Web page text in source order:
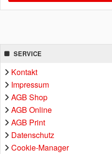
SERVICE
Kontakt
Impressum
AGB Shop
AGB Online
AGB Print
Datenschutz
Cookie-Manager